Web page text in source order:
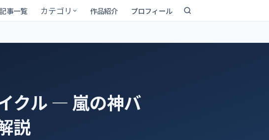
記事一覧 カテゴリ 作品紹介 プロフィール
クル ― 嵐の神バ
説